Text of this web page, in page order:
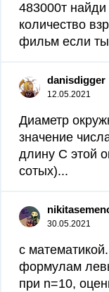
483000т найди
количество
фильм если
danisdigger
12.05.2021
Диаметр
значение
длину С этой
сотых)​...
30.05.2021
с
формулам
при n=10,